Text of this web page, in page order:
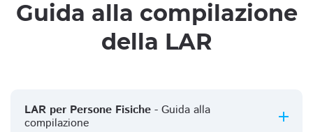
Guida alla compilazione
della LAR
LAR per Persone Fisiche - Guida alla
compilazione